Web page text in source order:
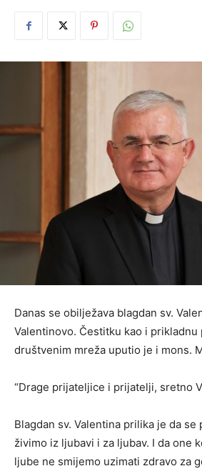
Danas se obilježava blagdan sv.
Valentinovo. Čestitku kao i prikladnu
društvenim mreža uputio je i mons.
“Drage prijateljice i prijatelji, sretno
Blagdan sv. Valentina prilika je da se
živimo iz ljubavi i za ljubav. I da one
ljube ne smijemo uzimati zdravo za